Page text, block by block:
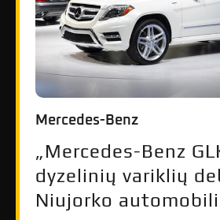
Mercedes-Benz
„Mercedes-Benz
dyzelinių variklių
Niujorko